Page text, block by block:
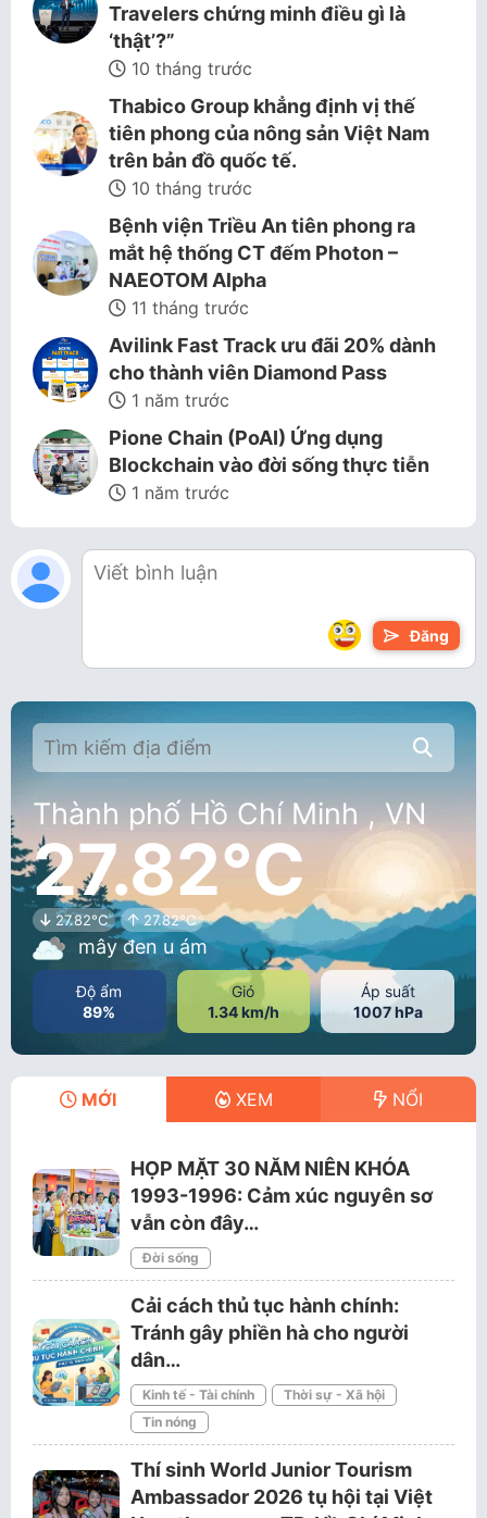
Travelers chứng minh điều gì là
‘thật’?”
10 tháng trước
Thabico Group khẳng định vị thế
tiên phong của nông sản Việt Nam
trên bản đồ quốc tế.
10 tháng trước
Bệnh viện Triều An tiên phong ra
mắt hệ thống CT đếm Photon –
NAEOTOM Alpha
11 tháng trước
Avilink Fast Track ưu đãi 20% dành
cho thành viên Diamond Pass
1 năm trước
Pione Chain (PoAI) Ứng dụng
Blockchain vào đời sống thực tiễn
1 năm trước
Đăng
Thành phố Hồ Chí Minh , VN
27.82°C
27.82°C 27.82°C
mây đen u ám
Độ ẩm
89%
Gió
1.34 km/h
Áp suất
1007 hPa
MỚI XEM NỔI
HỌP MẶT 30 NĂM NIÊN KHÓA
1993-1996: Cảm xúc nguyên sơ
vẫn còn đây…
Đời sống
Cải cách thủ tục hành chính:
Tránh gây phiền hà cho người
dân…
Kinh tế - Tài chính
Thời sự - Xã hội
Tin nóng
Thí sinh World Junior Tourism
Ambassador 2026 tụ hội tại Việt